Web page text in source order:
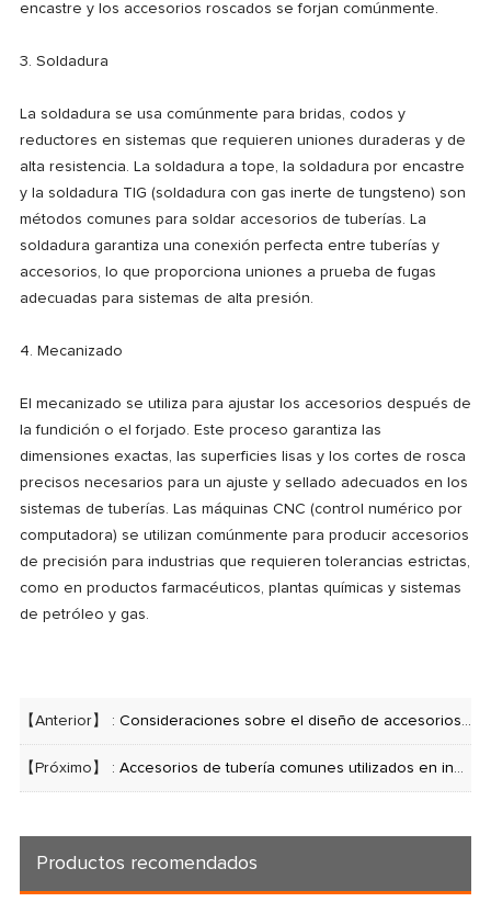
encastre y los accesorios roscados se forjan comúnmente.
3. Soldadura
La soldadura se usa comúnmente para bridas, codos y
reductores en sistemas que requieren uniones duraderas y de
alta resistencia. La soldadura a tope, la soldadura por encastre
y la soldadura TIG (soldadura con gas inerte de tungsteno) son
métodos comunes para soldar accesorios de tuberías. La
soldadura garantiza una conexión perfecta entre tuberías y
accesorios, lo que proporciona uniones a prueba de fugas
adecuadas para sistemas de alta presión.
4. Mecanizado
El mecanizado se utiliza para ajustar los accesorios después de
la fundición o el forjado. Este proceso garantiza las
dimensiones exactas, las superficies lisas y los cortes de rosca
precisos necesarios para un ajuste y sellado adecuados en los
sistemas de tuberías. Las máquinas CNC (control numérico por
computadora) se utilizan comúnmente para producir accesorios
de precisión para industrias que requieren tolerancias estrictas,
como en productos farmacéuticos, plantas químicas y sistemas
de petróleo y gas.
【Anterior】 : Consideraciones sobre el diseño de accesorios de tuberías: resistencia, presión y compatibilidad de fluidos
【Próximo】 : Accesorios de tubería comunes utilizados en industrias específicas
Productos recomendados